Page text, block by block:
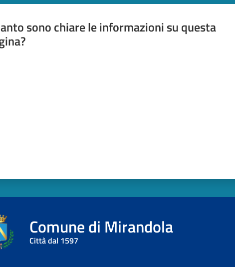
sono chiare le informazioni su questa
Comune di Mirandola
Città dal 1597